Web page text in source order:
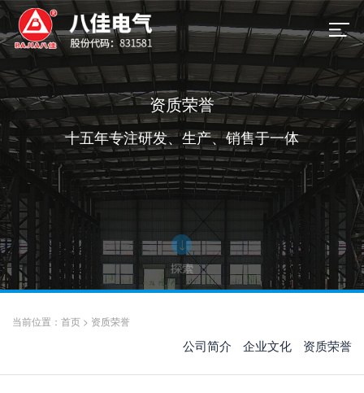
资质荣誉
十五年专注研发、生产、销售于一体
当前位置： 首页 > 资质荣誉
公司简介 企业文化 资质荣誉